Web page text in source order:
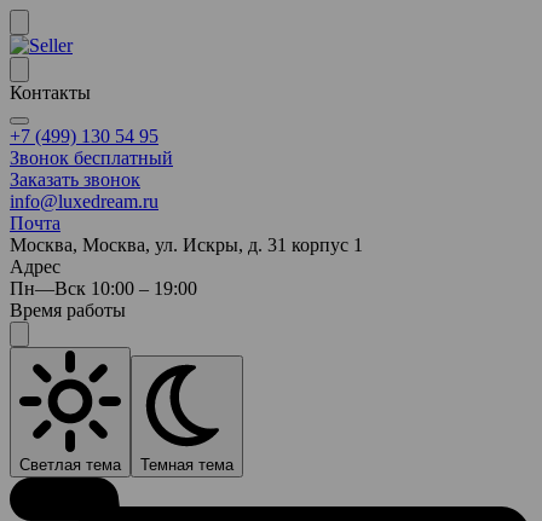
Контакты
+7 (499) 130 54 95
Звонок бесплатный
Заказать звонок
info@luxedream.ru
Почта
Москва, Москва, ул. Искры, д. 31 корпус 1
Адрес
Пн—Вск 10:00 – 19:00
Время работы
Светлая тема Темная тема